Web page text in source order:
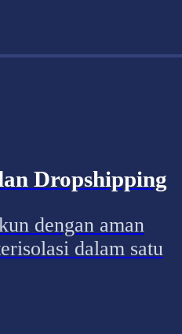
Dropshipping
dengan aman
dalam satu